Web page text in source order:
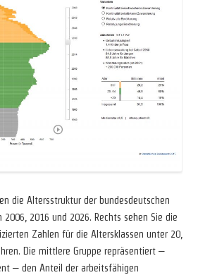
die Altersstruktur der bundesdeutschen
2006, 2016 und 2026. Rechts sehen Sie die
Zahlen für die Altersklassen unter 20,
Die mittlere Gruppe repräsentiert –
– den Anteil der arbeitsfähigen